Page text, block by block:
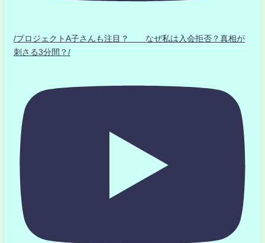
/プロジェクトA子さんも注目？ なぜ私は入会拒否？真相が
刺さる3分間？/